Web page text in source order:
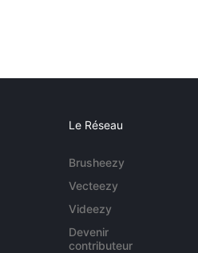
Le Réseau
Brusheezy
Vecteezy
Videezy
Devenir
contributeur